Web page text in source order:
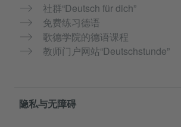
社群“Deutsch für dich”
免费练习德语
歌德学院的德语课程
教师门户网站“Deutschstunde”
隐私与无障碍